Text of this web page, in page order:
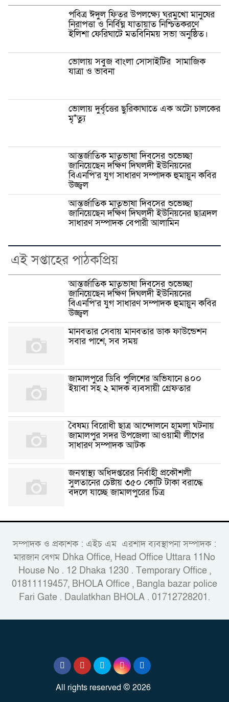
পবিত্র ঈদুল ফিতর উপলক্ষ্যে ঘরমুখো মানুষের
নিরাপত্তা ও নির্বিঘ্ন যাতায়াত নিশ্চিতকরণে
ইলিশা ফেরিঘাটে মতবিনিময় সভা অনুষ্ঠিত।
ভোলায় সবুজ বাংলা সোসাইটির সামাজিক
যাত্রা ও ভাবনা
ভোলায় দুর্বৃত্তের ছুরিকাঘাতে এক অটো চালকের
মৃ*ত্যু
আন্তর্জাতিক মাতৃভাষা দিবসের শুভেচ্ছা
জানিয়েছেন দক্ষিণ দিঘলদী ইউনিয়নের
বিএনপি’র যুগ সাধারণ সম্পাদক হুমায়ুন কবির
উজ্জ্বল
আন্তর্জাতিক মাতৃভাষা দিবসের শুভেচ্ছা
জানিয়েছেন দক্ষিণ দিঘলদী ইউনিয়নের ছাত্রদল
সাধারণ সম্পাদক বেপারী আলামিন
এই সপ্তাহের পাঠকপ্রিয়
আন্তর্জাতিক মাতৃভাষা দিবসের শুভেচ্ছা
জানিয়েছেন দক্ষিণ দিঘলদী ইউনিয়নের
বিএনপি’র যুগ সাধারণ সম্পাদক হুমায়ুন কবির
উজ্জ্বল
মানবতার সেবায় মানবতার ডাক ফাউন্ডেশন
সবার পাশে, সব সময়
জামালপুরে ডিবি পুলিশের অভিযানে ৪০০
ইয়াবা সহ ২ মাদক ব্যবসায়ী গ্রেফতার
বৈষম্য বিরোধী ছাত্র আন্দোলনে হামলা ঘটনায়
জামালপুর সদর উপজেলা আওয়ামী লীগের
সাধারণ সম্পাদক আটক
জনস্বাস্থ্য অধিদপ্তরের নির্বাহী প্রকৌশলী
সুলতানের চেষ্টায় ৩৫০ কোটি টাকা বরাদ্ধে
বদলে যাচ্ছে জামালপুরের চিত্র
সম্পাদক ও প্রকাশক : এইচ এম এরশাদ ব্যবস্থাপনা সম্পাদক :
মারজান বেগম Dhka Office, Head Office Uttara 11No
House No . 12 Dhaka 1230 . Temporary Office ,
01811119457, BHOLA Office , Bangla bazar police
Fari Gate . Daulatkhan BHOLA . 01712728201.
All rights reserved © 2026